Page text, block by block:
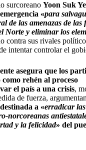
surcoreano Yoon Suk
«para
de las amenazas de las
Norte y eliminar los
contra sus rivales
intentar controlar el
asegura que los
rehén al proceso
el país a una crisis,
de fuerza,
a «erradicar las
norcoreanas
y la felicidad» del